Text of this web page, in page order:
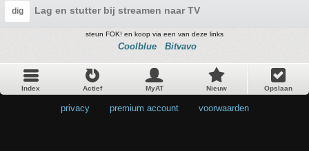
dig Lag en stutter bij streamen naar TV
steun FOK! en koop via een van deze links
Coolblue Bitvavo
Index Actief MyAT Nieuw Opslaan
privacy premium account voorwaarden